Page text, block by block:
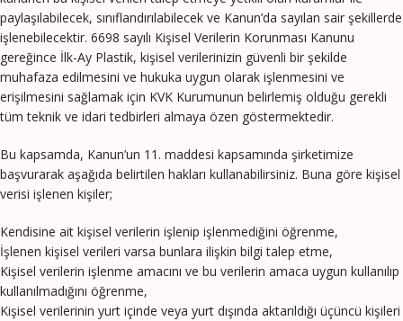
paylaşılabilecek, sınıflandırılabilecek ve Kanun’da sayılan sair şekillerde
işlenebilecektir. 6698 sayılı Kişisel Verilerin Korunması Kanunu
gereğince İlk-Ay Plastik, kişisel verilerinizin güvenli bir şekilde
muhafaza edilmesini ve hukuka uygun olarak işlenmesini ve
erişilmesini sağlamak için KVK Kurumunun belirlemiş olduğu gerekli
tüm teknik ve idari tedbirleri almaya özen göstermektedir.
Bu kapsamda, Kanun’un 11. maddesi kapsamında şirketimize
başvurarak aşağıda belirtilen hakları kullanabilirsiniz. Buna göre kişisel
verisi işlenen kişiler;
Kendisine ait kişisel verilerin işlenip işlenmediğini öğrenme,
İşlenen kişisel verileri varsa bunlara ilişkin bilgi talep etme,
Kişisel verilerin işlenme amacını ve bu verilerin amaca uygun kullanılıp
kullanılmadığını öğrenme,
Kişisel verilerinin yurt içinde veya yurt dışında aktarıldığı üçüncü kişileri